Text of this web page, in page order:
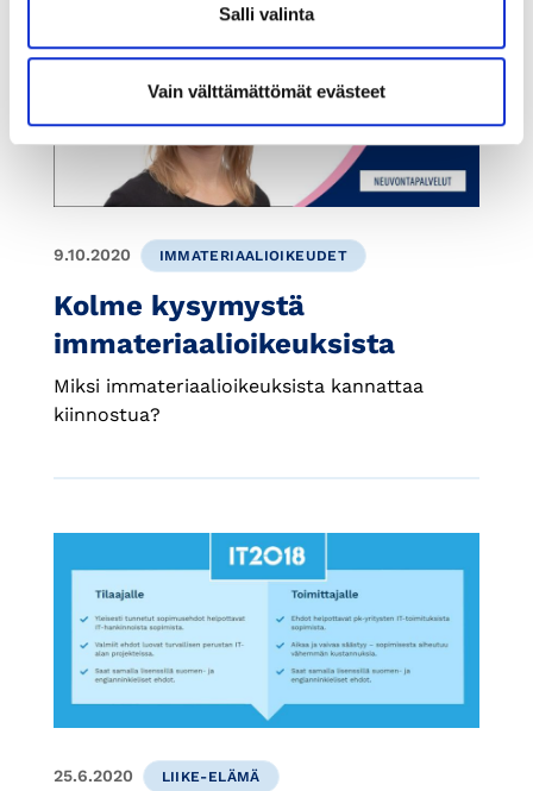
Salli valinta
Vain välttämättömät evästeet
9.10.2020 IMMATERIAALIOIKEUDET
Kolme kysymystä
immateriaalioikeuksista
Miksi immateriaalioikeuksista kannattaa
kiinnostua?
25.6.2020 LIIKE-ELÄMÄ